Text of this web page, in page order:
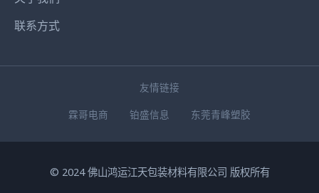
联系方式
友情链接
霖哥电商
铂盛信息 东莞青峰塑胶
© 2024 佛山鸿运江天包装材料有限公司 版权所有